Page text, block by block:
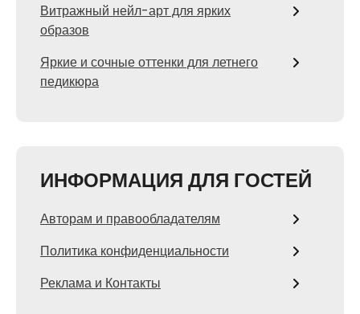
Витражный нейл-арт для ярких
образов
Яркие и сочные оттенки для летнего
педикюра
ИНФОРМАЦИЯ ДЛЯ ГОСТЕЙ
Авторам и правообладателям
Политика конфиденциальности
Реклама и Контакты